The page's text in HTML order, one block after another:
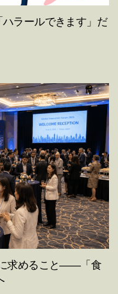
ラールできます」だ
求めること――「食